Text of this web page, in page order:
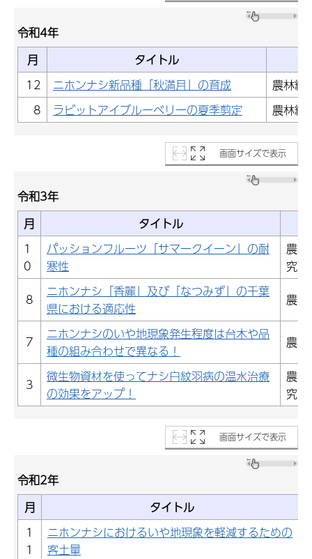
令和4年
月
タイトル
12
ニホンナシ新品種「秋満月」の育成
農林総
8
ラビットアイブルーベリーの夏季剪定 農林総
画面サイズで表示
令和3年
月
タイトル
1
0
パッションフルーツ「サマークイーン」の耐
寒性
農
究
8
ニホンナシ「香麗」及び「なつみず」の千葉
県における適応性
農
7
ニホンナシのいや地現象発生程度は台木や品
種の組み合わせで異なる！
農
3
微生物資材を使ってナシ白紋羽病の温水治療
の効果をアップ！
農
究室
画面サイズで表示
令和2年
月
タイトル
1
1
ニホンナシにおけるいや地現象を軽減するための
客土量